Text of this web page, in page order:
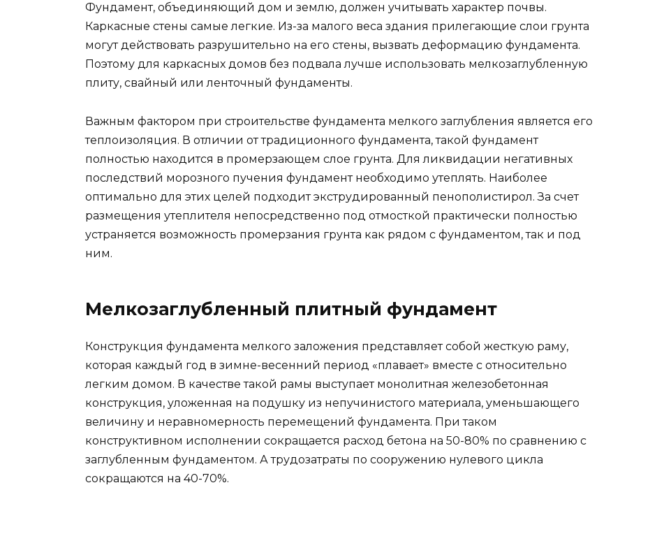
Фундамент, объединяющий дом и землю, должен учитывать характер почвы.
Каркасные стены самые легкие. Из-за малого веса здания прилегающие слои грунта
могут действовать разрушительно на его стены, вызвать деформацию фундамента.
Поэтому для каркасных домов без подвала лучше использовать мелкозаглубленную
плиту, свайный или ленточный фундаменты.
Важным фактором при строительстве фундамента мелкого заглубления является его
теплоизоляция. В отличии от традиционного фундамента, такой фундамент
полностью находится в промерзающем слое грунта. Для ликвидации негативных
последствий морозного пучения фундамент необходимо утеплять. Наиболее
оптимально для этих целей подходит экструдированный пенополистирол. За счет
размещения утеплителя непосредственно под отмосткой практически полностью
устраняется возможность промерзания грунта как рядом с фундаментом, так и под
ним.
Мелкозаглубленный плитный фундамент
Конструкция фундамента мелкого заложения представляет собой жесткую раму,
которая каждый год в зимне-весенний период «плавает» вместе с относительно
легким домом. В качестве такой рамы выступает монолитная железобетонная
конструкция, уложенная на подушку из непучинистого материала, уменьшающего
величину и неравномерность перемещений фундамента. При таком
конструктивном исполнении сокращается расход бетона на 50-80% по сравнению с
заглубленным фундаментом. А трудозатраты по сооружению нулевого цикла
сокращаются на 40-70%.